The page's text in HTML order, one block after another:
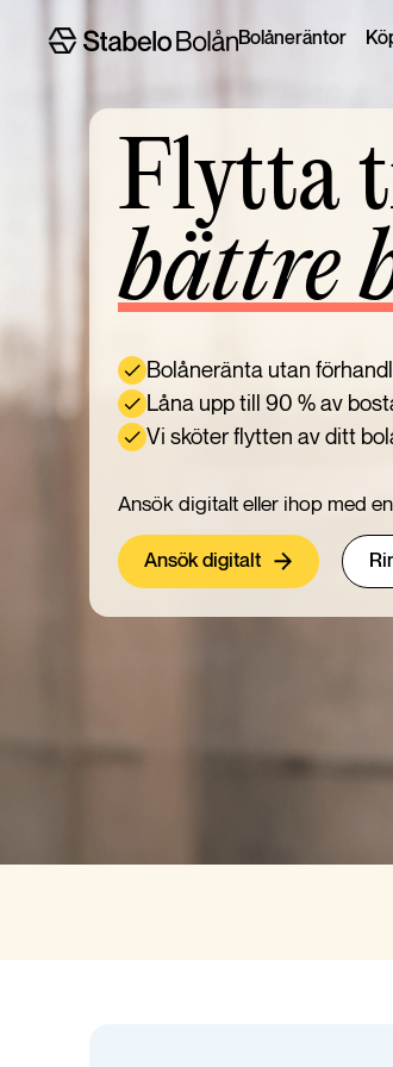
Bolåneräntor
Flytta
bättre
Bolåneränta utan
Låna upp till 90 % av
Vi sköter flytten av ditt
Ansök digitalt eller ihop med
Ansök digitalt